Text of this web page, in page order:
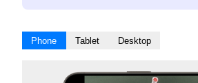
Phone Tablet Desktop